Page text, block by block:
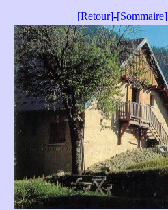
[Retour]-[Sommaire]